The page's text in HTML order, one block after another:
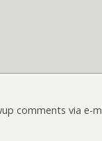
comments via e-